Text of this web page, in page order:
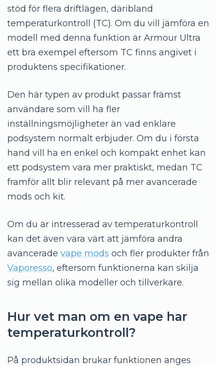
stöd för flera driftlägen, däribland
temperaturkontroll (TC). Om du vill jämföra en
modell med denna funktion är Armour Ultra
ett bra exempel eftersom TC finns angivet i
produktens specifikationer.
Den här typen av produkt passar främst
användare som vill ha fler
inställningsmöjligheter än vad enklare
podsystem normalt erbjuder. Om du i första
hand vill ha en enkel och kompakt enhet kan
ett podsystem vara mer praktiskt, medan TC
framför allt blir relevant på mer avancerade
mods och kit.
Om du är intresserad av temperaturkontroll
kan det även vara värt att jämföra andra
avancerade vape mods och fler produkter från
Vaporesso, eftersom funktionerna kan skilja
sig mellan olika modeller och tillverkare.
Hur vet man om en vape har
temperaturkontroll?
På produktsidan brukar funktionen anges